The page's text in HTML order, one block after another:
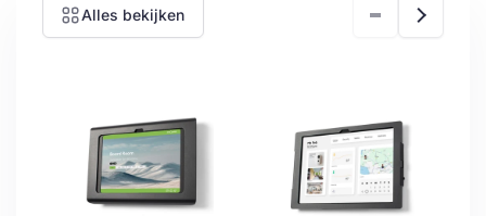
Alles bekijken